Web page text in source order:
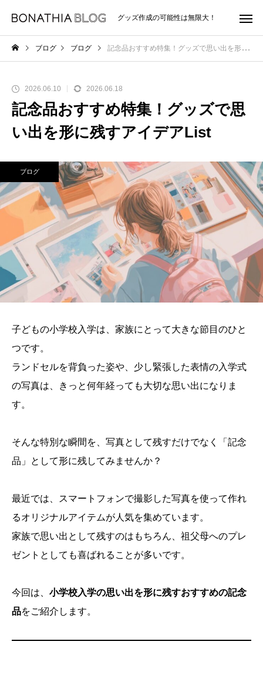
グッズ作成の可能性は無限大！
ブログ ブログ 記念品おすすめ特集！グッズで思い出を形に残すアイデアList
2026.06.10 2026.06.18
記念品おすすめ特集！グッズで思
い出を形に残すアイデアList
ブログ
子どもの小学校入学は、家族にとって大きな節目のひと
つです。
ランドセルを背負った姿や、少し緊張した表情の入学式
の写真は、きっと何年経っても大切な思い出になりま
す。
そんな特別な瞬間を、写真として残すだけでなく「記念
品」として形に残してみませんか？
最近では、スマートフォンで撮影した写真を使って作れ
るオリジナルアイテムが人気を集めています。
家族で思い出として残すのはもちろん、祖父母へのプレ
ゼントとしても喜ばれることが多いです。
今回は、 小学校入学の思い出を形に残すおすすめの記念
品をご紹介します。